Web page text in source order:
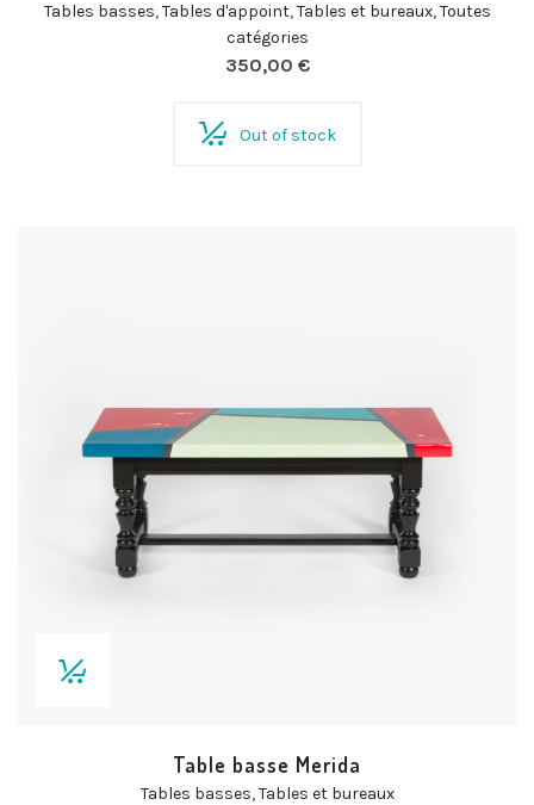
Tables basses,Tables d'appoint,Tables et bureaux,Toutes
catégories
350,00 €
Out of stock
Table basse Merida
Tables basses,Tables et bureaux